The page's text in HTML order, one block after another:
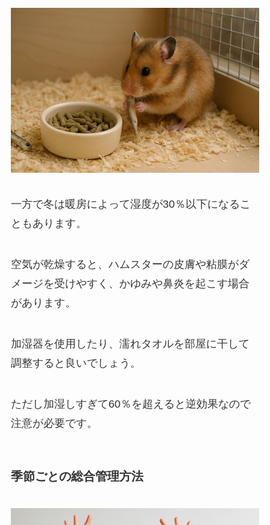
一方で冬は暖房によって湿度が30％以下になるこ
ともあります。
空気が乾燥すると、ハムスターの皮膚や粘膜がダ
メージを受けやすく、かゆみや鼻炎を起こす場合
があります。
加湿器を使用したり、濡れタオルを部屋に干して
調整すると良いでしょう。
ただし加湿しすぎて60％を超えると逆効果なので
注意が必要です。
季節ごとの総合管理方法